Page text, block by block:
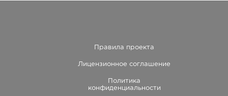
Правила проекта
Лицензионное соглашение
Политика
конфиденциальности